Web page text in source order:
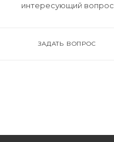
интересующий вопрос
ЗАДАТЬ ВОПРОС